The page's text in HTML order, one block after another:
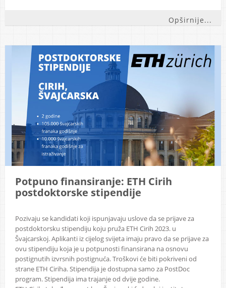
Opširnije...
Potpuno finansiranje: ETH Cirih
postdoktorske stipendije
Pozivaju se kandidati koji ispunjavaju uslove da se prijave za
postdoktorsku stipendiju koju pruža ETH Cirih 2023. u
Švajcarskoj. Aplikanti iz cijelog svijeta imaju pravo da se prijave za
ovu stipendiju koja je u potpunosti finansirana na osnovu
postignutih izvrsnih postignuća. Troškovi će biti pokriveni od
strane ETH Ciriha. Stipendija je dostupna samo za PostDoc
program. Stipendija ima trajanje od dvije godine.